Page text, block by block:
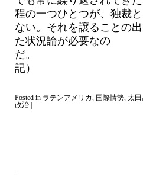
程の一つひとつが、独裁
ない。それを譲ることの
た状況論が必要なの
だ。 （
記）
Posted in ラテンアメリカ, 国際情勢, 太田
政治